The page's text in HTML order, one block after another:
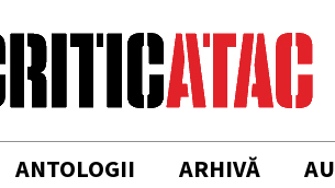
ANTOLOGII ARHIVĂ